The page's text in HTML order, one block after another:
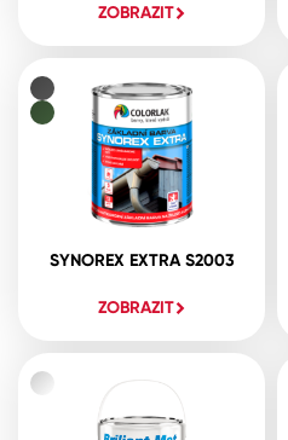
ZOBRAZIT
SYNOREX EXTRA S2003
ZOBRAZIT